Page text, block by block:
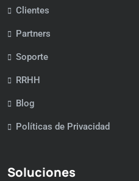
Clientes
Partners
Soporte
RRHH
Blog
Políticas de Privacidad
Soluciones